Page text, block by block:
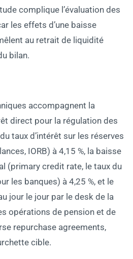
complique l’évaluation des
les effets d’une baisse
au retrait de liquidité
bilan.
accompagnent la
direct pour la régulation des
taux d’intérêt sur les réserves
IORB) à 4,15 %, la baisse
(primary credit rate, le taux du
les banques) à 4,25 %, et le
jour le jour par le desk de la
opérations de pension et de
repurchase agreements,
cible.